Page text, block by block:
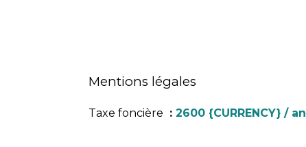
Mentions légales
Taxe foncière 2600 {CURRENCY} / an